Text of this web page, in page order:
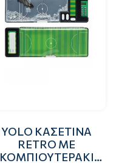
YOLO ΚΑΣΕΤΙΝΑ
RETRO ΜΕ
ΚΟΜΠΙΟΥΤΕΡΑΚΙ